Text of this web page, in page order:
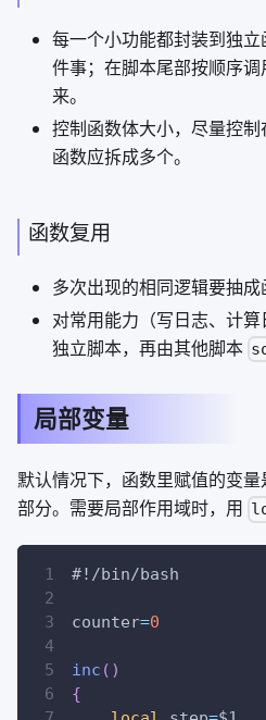
每一个小功能都封装到独
件事；在脚本尾部按顺序
来。
控制函数体大小，尽量控
函数应拆成多个。
函数复用
多次出现的相同逻辑要抽成
对常用能力（写日志、计
独立脚本，再由其他脚本
局部变量
默认情况下，函数里赋值的变量
部分。需要局部作用域时，用
#!/bin/bash
counter=0
inc ( )
{